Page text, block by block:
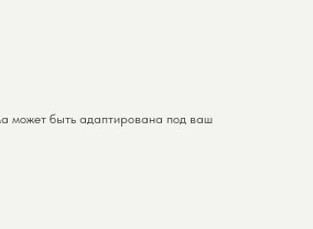
может быть адаптирована под ваш